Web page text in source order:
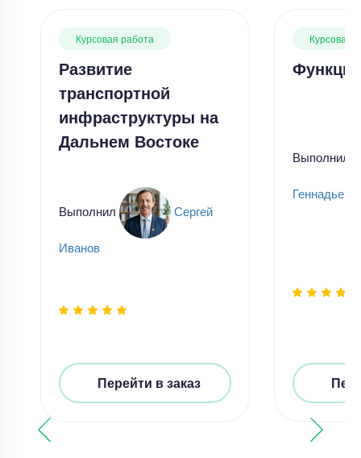
Курсовая работа
Развитие
транспортной
инфраструктуры на
Дальнем Востоке
Выполнил Сергей
Иванов
Перейти в заказ
Курсовая
Выполнил